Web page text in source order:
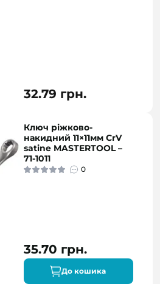
32.79 грн.
Ключ ріжково-
накидний 11×11мм CrV
satine MASTERTOOL –
71-1011
0
35.70 грн.
До кошика